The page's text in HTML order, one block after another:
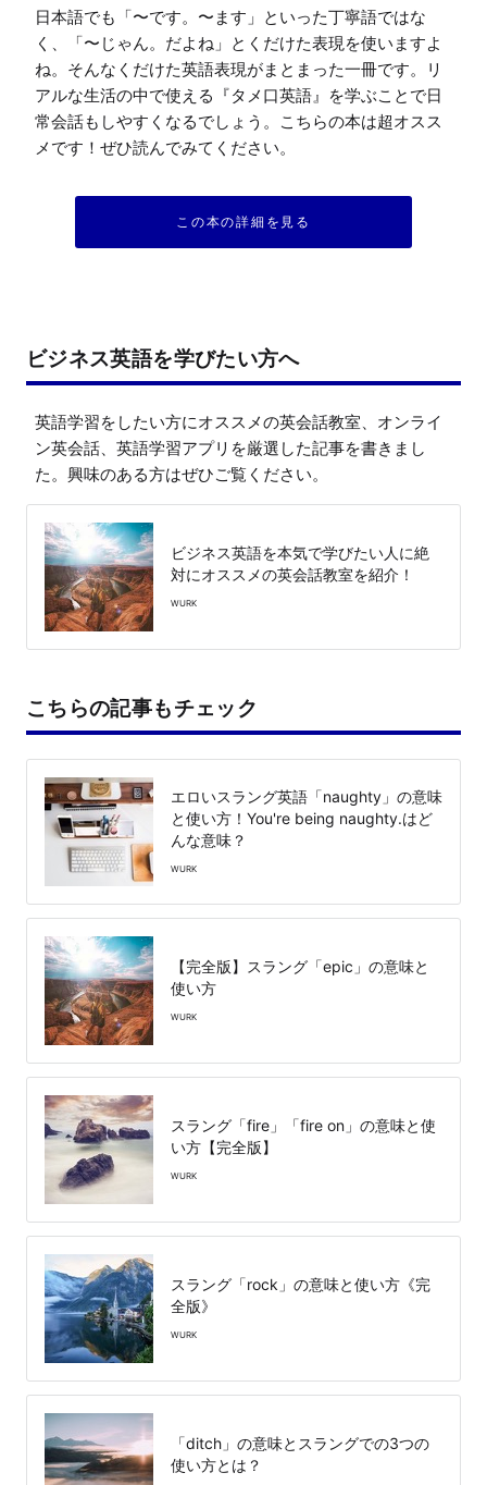
日本語でも「〜です。〜ます」といった丁寧語ではな
く、「〜じゃん。だよね」とくだけた表現を使いますよ
ね。そんなくだけた英語表現がまとまった一冊です。リ
アルな生活の中で使える『タメ口英語』を学ぶことで日
常会話もしやすくなるでしょう。こちらの本は超オスス
メです！ぜひ読んでみてください。
この本の詳細を見る
ビジネス英語を学びたい方へ
英語学習をしたい方にオススメの英会話教室、オンライ
ン英会話、英語学習アプリを厳選した記事を書きまし
た。興味のある方はぜひご覧ください。
ビジネス英語を本気で学びたい人に絶
対にオススメの英会話教室を紹介！
WURK
こちらの記事もチェック
エロいスラング英語「naughty」の意味
と使い方！You're being naughty.はど
んな意味？
WURK
【完全版】スラング「epic」の意味と
使い方
WURK
スラング「fire」「fire on」の意味と使
い方【完全版】
WURK
スラング「rock」の意味と使い方《完
全版》
WURK
「ditch」の意味とスラングでの3つの
使い方とは？